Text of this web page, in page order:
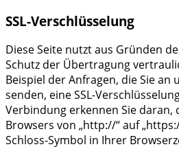
SSL-Verschlüsselung
Die­se Sei­te nutzt aus Grün­den
Schutz der Über­tra­gung
Bei­spiel der Anfra­gen, die Sie an
sen­den, eine SSL-
Ver­bin­dung erken­nen Sie dar­an,
Brow­sers von „http://“ auf
Schloss-Sym­bol in Ihrer